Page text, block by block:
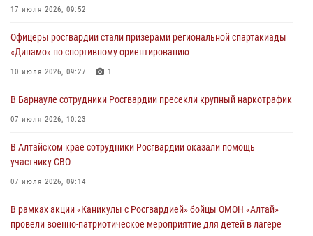
17 июля 2026, 09:52
Офицеры росгвардии стали призерами региональной спартакиады
«Динамо» по спортивному ориентированию
10 июля 2026, 09:27 1
В Барнауле сотрудники Росгвардии пресекли крупный наркотрафик
07 июля 2026, 10:23
В Алтайском крае сотрудники Росгвардии оказали помощь
участнику СВО
07 июля 2026, 09:14
В рамках акции «Каникулы с Росгвардией» бойцы ОМОН «Алтай»
провели военно-патриотическое мероприятие для детей в лагере